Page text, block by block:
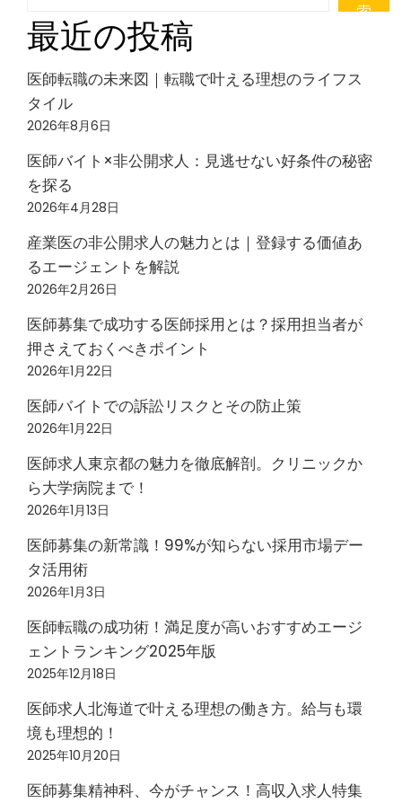
索
最近の投稿
医師転職の未来図｜転職で叶える理想のライフス
タイル
2026年8月6日
医師バイト×非公開求人：見逃せない好条件の秘密
を探る
2026年4月28日
産業医の非公開求人の魅力とは｜登録する価値あ
るエージェントを解説
2026年2月26日
医師募集で成功する医師採用とは？採用担当者が
押さえておくべきポイント
2026年1月22日
医師バイトでの訴訟リスクとその防止策
2026年1月22日
医師求人東京都の魅力を徹底解剖。クリニックか
ら大学病院まで！
2026年1月13日
医師募集の新常識！99%が知らない採用市場デー
タ活用術
2026年1月3日
医師転職の成功術！満足度が高いおすすめエージ
ェントランキング2025年版
2025年12月18日
医師求人北海道で叶える理想の働き方。給与も環
境も理想的！
2025年10月20日
医師募集精神科、今がチャンス！高収入求人特集